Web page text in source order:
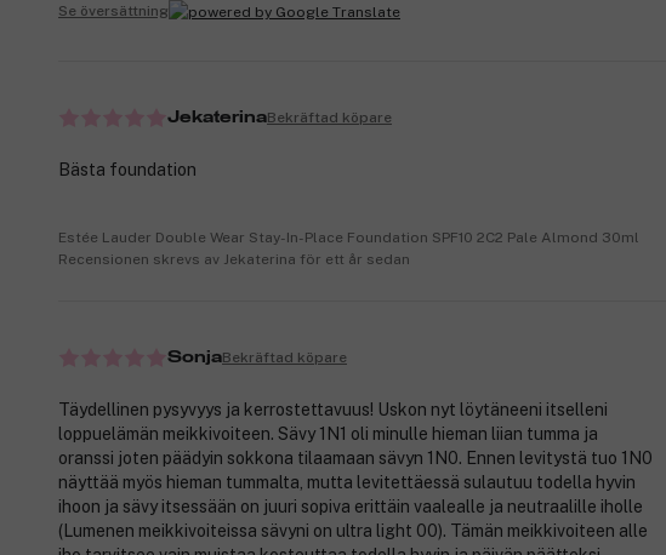
Se översättning
JekaterinaBekräftad köpare
Bästa foundation
Estée Lauder Double Wear Stay-In-Place Foundation SPF10 2C2 Pale Almond 30ml
Recensionen skrevs av Jekaterina för ett år sedan
SonjaBekräftad köpare
Täydellinen pysyvyys ja kerrostettavuus! Uskon nyt löytäneeni itselleni
loppuelämän meikkivoiteen. Sävy 1N1 oli minulle hieman liian tumma ja
oranssi joten päädyin sokkona tilaamaan sävyn 1N0. Ennen levitystä tuo 1N0
näyttää myös hieman tummalta, mutta levitettäessä sulautuu todella hyvin
ihoon ja sävy itsessään on juuri sopiva erittäin vaalealle ja neutraalille iholle
(Lumenen meikkivoiteissa sävyni on ultra light 00). Tämän meikkivoiteen alle